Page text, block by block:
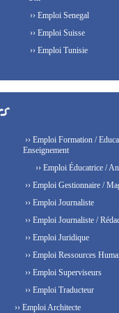
›› Emploi Senegal
›› Emploi Suisse
›› Emploi Tunisie
›› Emploi Formation /
Enseignement
›› Emploi Éducatrice /
›› Emploi Gestionnaire /
›› Emploi Journaliste
›› Emploi Journaliste /
›› Emploi Juridique
›› Emploi Ressources
›› Emploi Superviseurs
›› Emploi Traducteur
›› Emploi Architecte